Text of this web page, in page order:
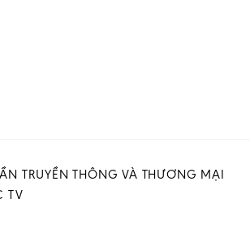
TRUYỀN THÔNG VÀ THƯƠNG MẠI
TV